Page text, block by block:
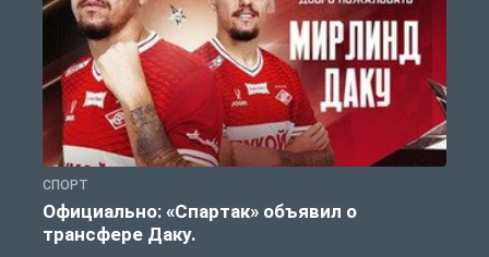
СПОРТ
Официально: «Спартак» объявил о
трансфере Даку.